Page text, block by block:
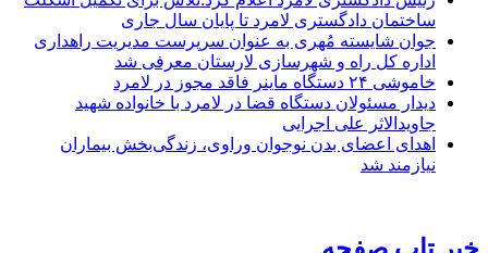
ساختمان دادگستری لامرد تا پایان سال جاری
جوان شایسته مُهری به عنوان سرپرست مدیریت راهداری
اداره کل راه و شهرسازی لارستان معرفی شد
خاموشی ۲۴ دستگاه ماینر فاقد مجوز در لامرد
دیدار مسئولان دستگاه قضا در لامرد با خانواده شهید
جاویدالاثر علی اجرایی
اهدای اعضای بدن نوجوان وراوی، زندگی‌بخش بیماران
نیازمند شد